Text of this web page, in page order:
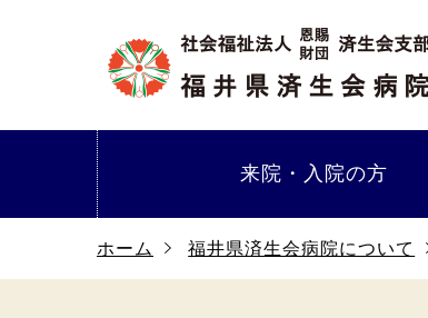
来院・ 入院の方
ホーム 福井県済生会病院について